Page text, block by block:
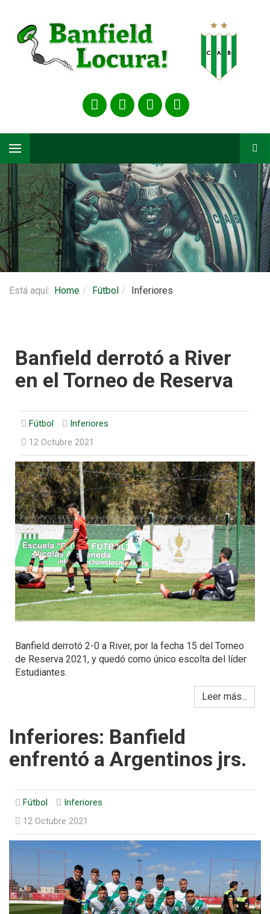
Está aquí: Home Fútbol Inferiores
Banfield derrotó a River
en el Torneo de Reserva
Fútbol
Inferiores
12 Octubre 2021
Banfield derrotó 2-0 a River, por la fecha 15 del Torneo
de Reserva 2021, y quedó como único escolta del líder
Estudiantes.
Leer más...
Inferiores: Banfield
enfrentó a Argentinos jrs.
Fútbol
Inferiores
12 Octubre 2021